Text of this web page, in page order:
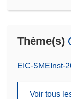
Thème(s)
EIC-SMEInst-
Voir tous